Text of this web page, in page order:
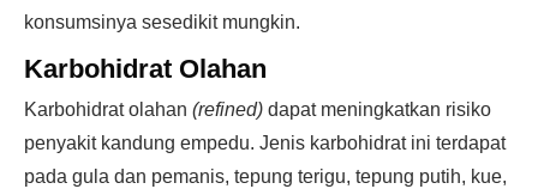
konsumsinya sesedikit mungkin.
Karbohidrat Olahan
Karbohidrat olahan (refined) dapat meningkatkan risiko
penyakit kandung empedu. Jenis karbohidrat ini terdapat
pada gula dan pemanis, tepung terigu, tepung putih, kue,